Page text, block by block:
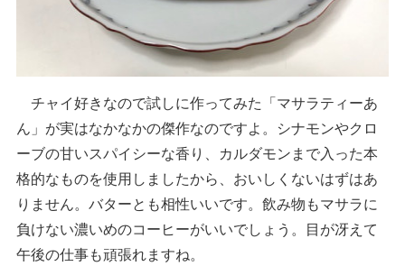
チャイ好きなので試しに作ってみた「マサラティーあ
ん」が実はなかなかの傑作なのですよ。シナモンやクロ
ーブの甘いスパイシーな香り、カルダモンまで入った本
格的なものを使用しましたから、おいしくないはずはあ
りません。バターとも相性いいです。飲み物もマサラに
負けない濃いめのコーヒーがいいでしょう。目が冴えて
午後の仕事も頑張れますね。